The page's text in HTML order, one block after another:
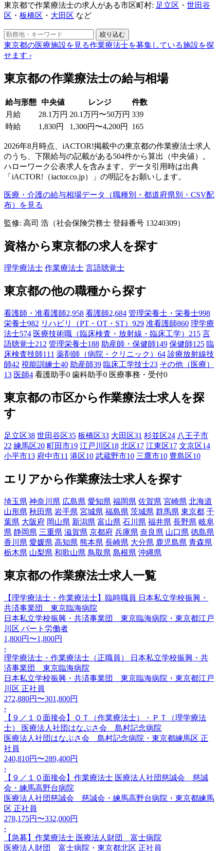
東京都で作業療法士の求人がある市区町村: 足立区 ・ 世田谷
区 ・ 板橋区 ・ 大田区 など
絞り込む
東京都の医療施設を見る作業療法士を募集している施設を探
せます ›
東京都の作業療法士の給与相場
給与形態 中央値 レンジ
件数
月給
28.1万円 20.1万円〜50万円 339
時給
1,830円 1,300円〜4,200円 165
2026年8月時点、iACTOR!掲載中の東京都の作業療法士求人
のうち、下限給与の記載がある504件から算出（中央値）。
ハローワーク公表求人を含みます。データ引用時は出典
「iACTOR!（iactor.co.jp）」の明記をお願いします。
医療・介護の給与相場データ（職種別・都道府県別・CSV配
布）を見る
監修: 高司 浩（社会保険労務士 登録番号 13240309）
資格から東京都の求人を探す
理学療法士 作業療法士 言語聴覚士
東京都の他の職種から探す
看護師・准看護師2,958 看護師2,684 管理栄養士・栄養士998
栄養士982 リハビリ（PT・OT・ST） 929 准看護師860 理学療
法士574 医療技術職（臨床検査・放射線・臨床工学） 215 言
語聴覚士212 管理栄養士188 助産師・保健師149 保健師125 臨
床検査技師111 薬剤師（病院・クリニック） 64 診療放射線技
師42 視能訓練士40 助産師39 臨床工学技士23 その他（医療）
13 医師4 看護助手0 歯科助手0 医療事務・受付0
東京都の市区から作業療法士求人を探
す
足立区38 世田谷区35 板橋区33 大田区31 杉並区24 八王子市
22 練馬区20 町田市19 江戸川区18 北区17 江東区17 文京区14
小平市13 府中市11 港区10 武蔵野市10 三鷹市10 豊島区10
エリアから作業療法士求人を探す
埼玉県 神奈川県 広島県 愛知県 福岡県 佐賀県 宮崎県 北海道
山形県 秋田県 岩手県 宮城県 福島県 茨城県 群馬県 東京都 千
葉県 大阪府 岡山県 新潟県 富山県 石川県 福井県 長野県 岐阜
県 静岡県 三重県 滋賀県 京都府 兵庫県 奈良県 山口県 徳島県
香川県 愛媛県 高知県 熊本県 長崎県 大分県 鹿児島県 青森県
栃木県 山梨県 和歌山県 鳥取県 島根県 沖縄県
東京都の作業療法士求人一覧
【理学療法士・作業療法士】臨時職員 日本私立学校振興・
共済事業団 東京臨海病院
日本私立学校振興・共済事業団 東京臨海病院・東京都江戸
川区 パート労働者
1,800円〜1,800円
›
理学療法士・作業療法士（正職員） 日本私立学校振興・共
済事業団 東京臨海病院
日本私立学校振興・共済事業団 東京臨海病院・東京都江戸
川区 正社員
272,880円〜301,800円
›
【９／１０面接会】ＯＴ（作業療法士）・ＰＴ（理学療法
士） 医療法人社団はなぶさ会 島村記念病院
医療法人社団はなぶさ会 島村記念病院・東京都練馬区 正
社員
240,810円〜289,400円
›
【９／１０面接会】作業療法士 医療法人社団慈誠会 慈誠
会・練馬高野台病院
医療法人社団慈誠会 慈誠会・練馬高野台病院・東京都練馬
区 正社員
278,175円〜332,000円
›
【急募】作業療法士 医療法人財団 富士病院
医療法人財団 富士病院・東京都北区 正社員